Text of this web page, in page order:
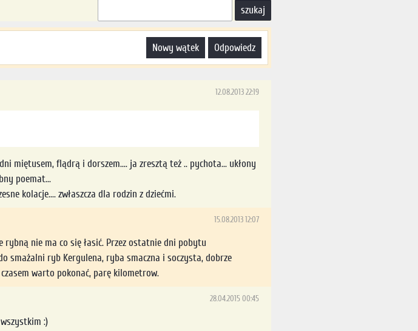
odpowiedz
nowy wątek
12.08.2013 22:19
miętusem, flądrą i dorszem.... ja zresztą też .. pychota... ukłony
poemat...
kolacje.... zwłaszcza dla rodzin z dziećmi.
15.08.2013 12:07
nie ma co się łasić. Przez ostatnie dni pobytu
smażalni ryb Kergulena, ryba smaczna i soczysta, dobrze
warto pokonać, parę kilometrow.
28.04.2015 00:45
:)